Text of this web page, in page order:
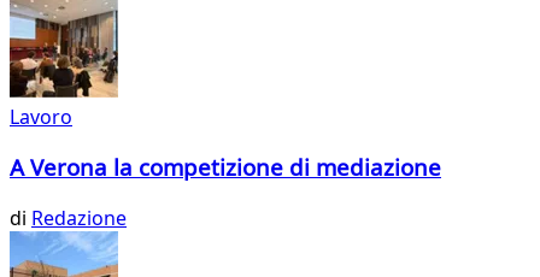
Lavoro
A Verona la competizione di mediazione
di Redazione